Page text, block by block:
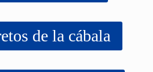
de la cábala